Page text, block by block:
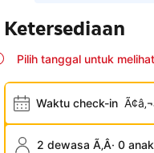
Ketersediaan
Pilih tanggal untuk
Waktu check-in
2 dewasa Ã‚Â· 0